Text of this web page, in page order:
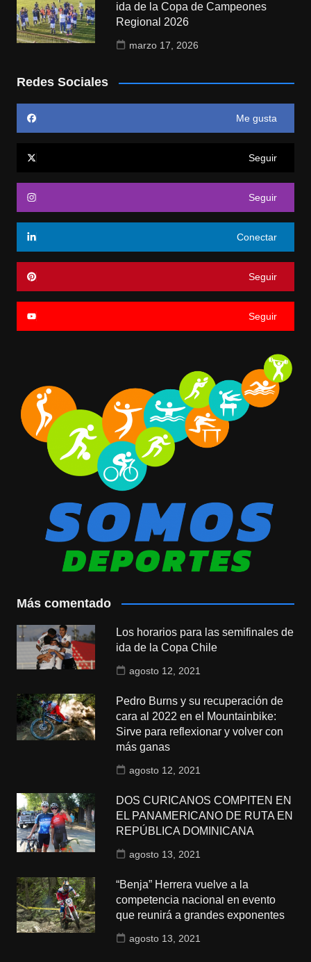
ida de la Copa de Campeones
Regional 2026
marzo 17, 2026
Redes Sociales
Me gusta
Seguir
Seguir
Conectar
Seguir
Seguir
Más comentado
Los horarios para las semifinales de
ida de la Copa Chile
agosto 12, 2021
Pedro Burns y su recuperación de
cara al 2022 en el Mountainbike:
Sirve para reflexionar y volver con
más ganas
agosto 12, 2021
DOS CURICANOS COMPITEN EN
EL PANAMERICANO DE RUTA EN
REPÚBLICA DOMINICANA
agosto 13, 2021
“Benja” Herrera vuelve a la
competencia nacional en evento
que reunirá a grandes exponentes
agosto 13, 2021